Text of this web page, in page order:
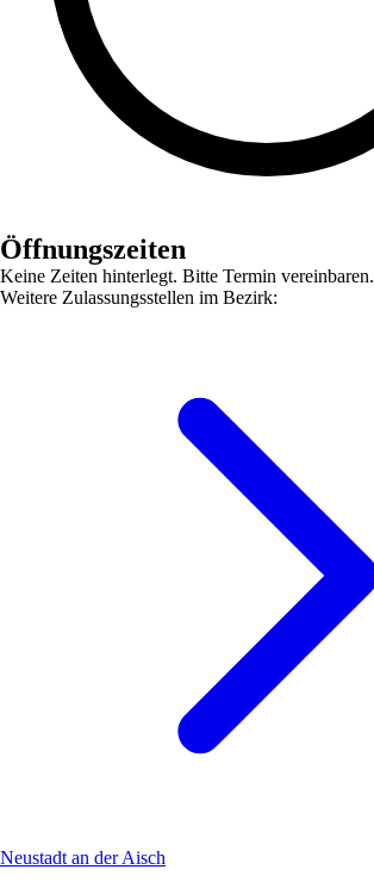
Öffnungszeiten
Keine Zeiten hinterlegt. Bitte Termin vereinbaren.
Weitere Zulassungsstellen im Bezirk:
Neustadt an der Aisch